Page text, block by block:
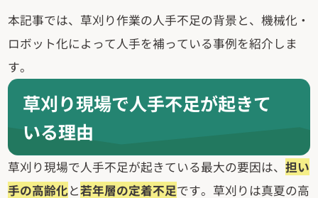
本記事では、草刈り作業の人手不足の背景と、機械化・
ロボット化によって人手を補っている事例を紹介しま
す。
草刈り現場で人手不足が起きて
いる理由
草刈り現場で人手不足が起きている最大の要因は、 担い
手の高齢化と若年層の定着不足です。草刈りは真夏の高